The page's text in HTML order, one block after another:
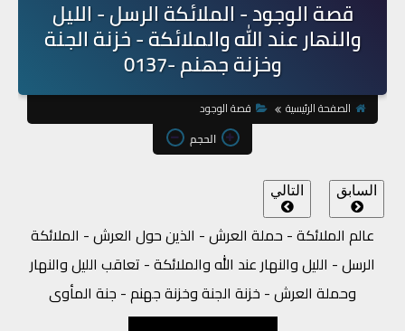
قصة الوجود - الملائكة الرسل - الليل
والنهار عند الله والملائكة - خزنة الجنة
وخزنة جهنم -0137
الصفحة الرئيسية
قصة الوجود
الحجم
السابق التالي
عالم الملائكة - حملة العرش - الذين حول العرش - الملائكة
الرسل - الليل والنهار عند الله والملائكة - تعاقب الليل والنهار
وحملة العرش - خزنة الجنة وخزنة جهنم - جنة المأوى